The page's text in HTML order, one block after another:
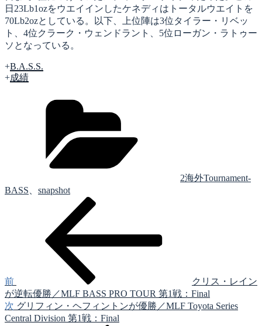
日23Lb1ozをウエイインしたケネディはトータルウエイトを
70Lb2ozとしている。以下、上位陣は3位タイラー・リベッ
ト、4位クラーク・ウェンドラント、5位ローガン・ラトゥー
ソとなっている。
+B.A.S.S.
+成績
2海外Tournament-
BASS
snapshot
ゲ
ー
シ
前
クリス・レイン
が逆転優勝／MLF BASS PRO TOUR 第1戦：Final
次
の
次 グリフィン・ヘフィントンが優勝／MLF Toyota Series
Central Division 第1戦：Final